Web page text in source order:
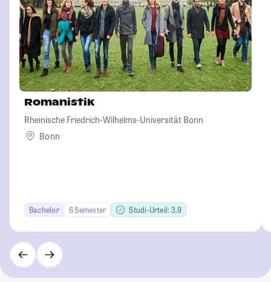
Romanistik
Rheinische Friedrich-Wilhelms-Universität Bonn
Bonn
Bachelor 6 Semester Studi-Urteil: 3.9